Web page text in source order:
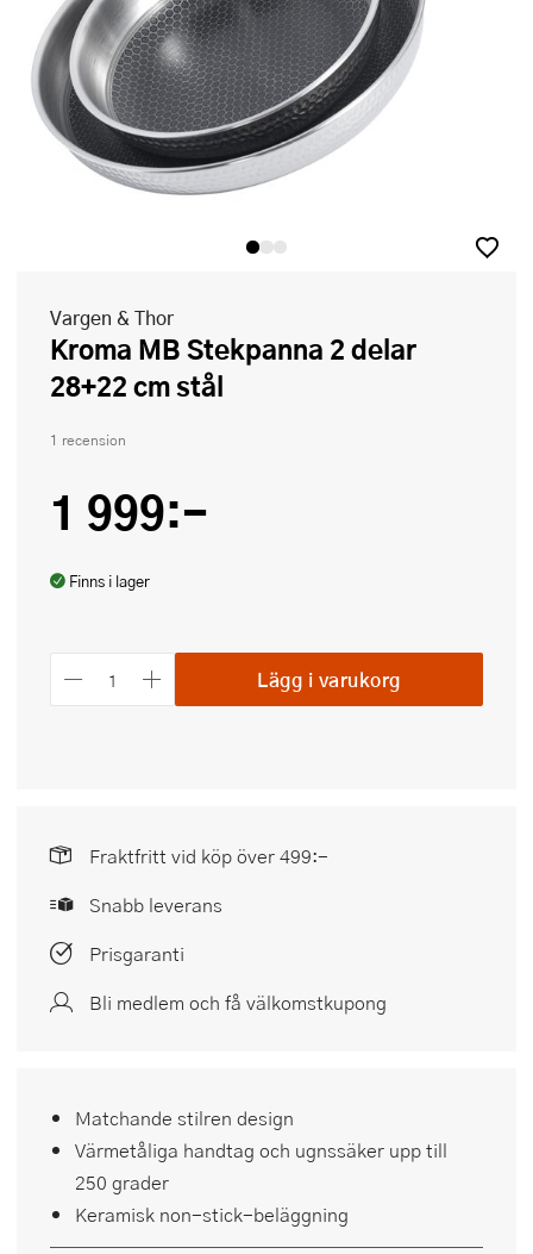
Vargen & Thor
Kroma MB Stekpanna 2 delar
28+22 cm stål
1 recension
1 999:-
Finns i lager
Lägg i varukorg
Fraktfritt vid köp över 499:-
Snabb leverans
Prisgaranti
Bli medlem och få välkomstkupong
Matchande stilren design
Värmetåliga handtag och ugnssäker upp till
250 grader
Keramisk non-stick-beläggning